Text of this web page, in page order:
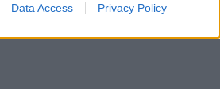
Data Access Privacy Policy